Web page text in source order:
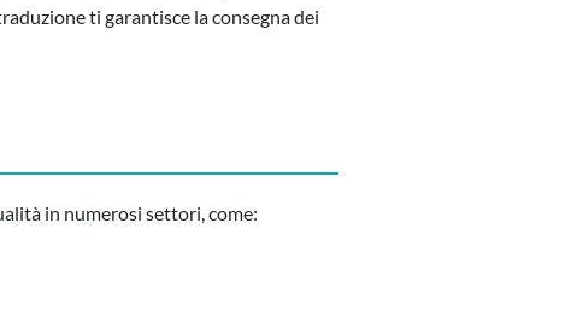
ti garantisce la consegna dei
in numerosi settori, come: